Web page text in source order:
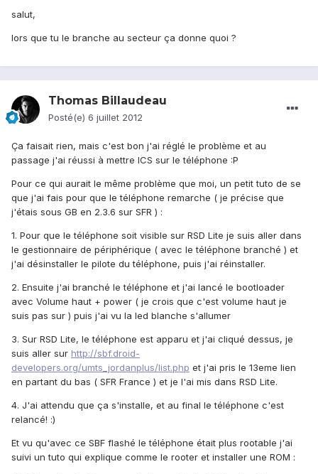
salut,
lors que tu le branche au secteur ça donne quoi ?
Thomas Billaudeau
Posté(e) 6 juillet 2012
Ça faisait rien, mais c'est bon j'ai réglé le problème et au
passage j'ai réussi à mettre ICS sur le téléphone :P
Pour ce qui aurait le même problème que moi, un petit tuto de se
que j'ai fais pour que le téléphone remarche ( je précise que
j'étais sous GB en 2.3.6 sur SFR ) :
1. Pour que le téléphone soit visible sur RSD Lite je suis aller dans
le gestionnaire de périphérique ( avec le téléphone branché ) et
j'ai désinstaller le pilote du téléphone, puis j'ai réinstaller.
2. Ensuite j'ai branché le téléphone et j'ai lancé le bootloader
avec Volume haut + power ( je crois que c'est volume haut je
suis pas sur ) puis j'ai vu la led blanche s'allumer
3. Sur RSD Lite, le téléphone est apparu et j'ai cliqué dessus, je
suis aller sur http://sbf.droid-
developers.org/umts_jordanplus/list.php et j'ai pris le 13eme lien
en partant du bas ( SFR France ) et je l'ai mis dans RSD Lite.
4. J'ai attendu que ça s'installe, et au final le téléphone c'est
relancé! :)
Et vu qu'avec ce SBF flashé le téléphone était plus rootable j'ai
suivi un tuto qui explique comme le rooter et installer une ROM :